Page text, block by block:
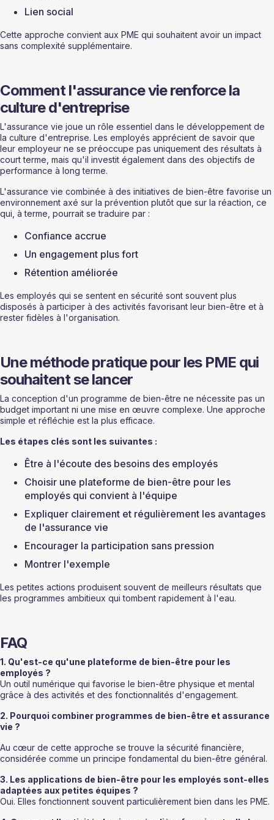
Lien social
Cette approche convient aux PME qui souhaitent avoir un impact
sans complexité supplémentaire.
Comment l'assurance vie renforce la
culture d'entreprise
L'assurance vie joue un rôle essentiel dans le développement de
la culture d'entreprise. Les employés apprécient de savoir que
leur employeur ne se préoccupe pas uniquement des résultats à
court terme, mais qu'il investit également dans des objectifs de
performance à long terme.
L'assurance vie combinée à des initiatives de bien-être favorise un
environnement axé sur la prévention plutôt que sur la réaction, ce
qui, à terme, pourrait se traduire par :
Confiance accrue
Un engagement plus fort
Rétention améliorée
Les employés qui se sentent en sécurité sont souvent plus
disposés à participer à des activités favorisant leur bien-être et à
rester fidèles à l'organisation.
Une méthode pratique pour les PME qui
souhaitent se lancer
La conception d'un programme de bien-être ne nécessite pas un
budget important ni une mise en œuvre complexe. Une approche
simple et réfléchie est la plus efficace.
Les étapes clés sont les suivantes :
Être à l'écoute des besoins des employés
Choisir une plateforme de bien-être pour les
employés qui convient à l'équipe
Expliquer clairement et régulièrement les avantages
de l'assurance vie
Encourager la participation sans pression
Montrer l'exemple
Les petites actions produisent souvent de meilleurs résultats que
les programmes ambitieux qui tombent rapidement à l'eau.
FAQ
1. Qu'est-ce qu'une plateforme de bien-être pour les
employés ?
Un outil numérique qui favorise le bien-être physique et mental
grâce à des activités et des fonctionnalités d'engagement.
2. Pourquoi combiner programmes de bien-être et assurance
vie ?
Au cœur de cette approche se trouve la sécurité financière,
considérée comme un principe fondamental du bien-être général.
3. Les applications de bien-être pour les employés sont-elles
adaptées aux petites équipes ?
Oui. Elles fonctionnent souvent particulièrement bien dans les PME.